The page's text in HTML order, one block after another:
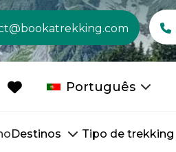
Português
Destinos Tipo de trekking